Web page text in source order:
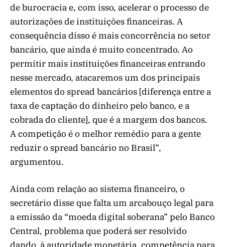
de burocracia e, com isso, acelerar o processo de
autorizações de instituições financeiras. A
consequência disso é mais concorrência no setor
bancário, que ainda é muito concentrado. Ao
permitir mais instituições financeiras entrando
nesse mercado, atacaremos um dos principais
elementos do spread bancários [diferença entre a
taxa de captação do dinheiro pelo banco, e a
cobrada do cliente], que é a margem dos bancos.
A competição é o melhor remédio para a gente
reduzir o spread bancário no Brasil”,
argumentou.
Ainda com relação ao sistema financeiro, o
secretário disse que falta um arcabouço legal para
a emissão da “moeda digital soberana” pelo Banco
Central, problema que poderá ser resolvido